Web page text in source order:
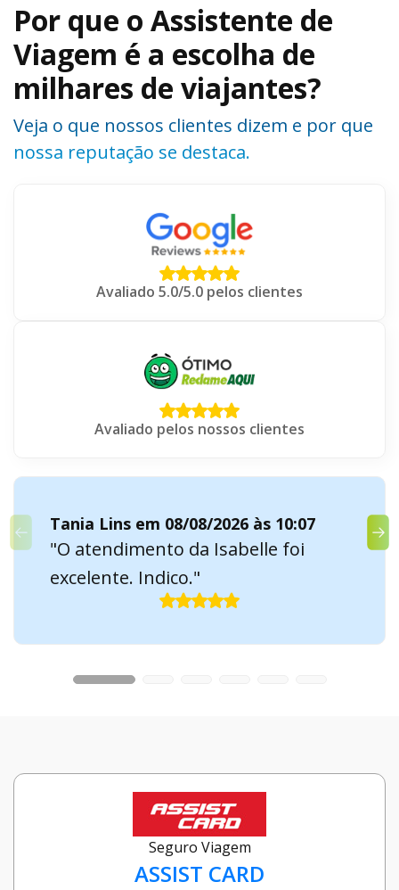
Por que o Assistente de
Viagem é a escolha de
milhares de viajantes?
Veja o que nossos clientes dizem e por que
nossa reputação se destaca.
Avaliado 5.0/5.0 pelos clientes
Avaliado pelos nossos clientes
Tania Lins em 08/08/2026 às 10:07
"O atendimento da Isabelle foi
excelente. Indico."
Seguro Viagem
ASSIST CARD